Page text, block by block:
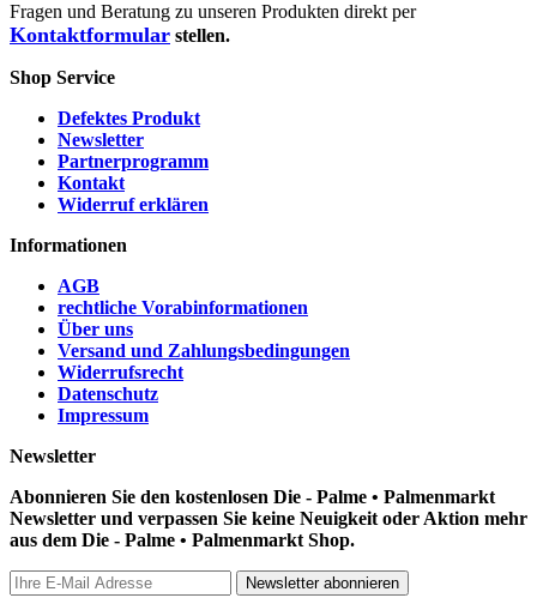
Fragen und Beratung zu unseren Produkten direkt per
Kontaktformular stellen.
Shop Service
Defektes Produkt
Newsletter
Partnerprogramm
Kontakt
Widerruf erklären
Informationen
AGB
rechtliche Vorabinformationen
Über uns
Versand und Zahlungsbedingungen
Widerrufsrecht
Datenschutz
Impressum
Newsletter
Abonnieren Sie den kostenlosen Die - Palme • Palmenmarkt
Newsletter und verpassen Sie keine Neuigkeit oder Aktion mehr
aus dem Die - Palme • Palmenmarkt Shop.
Newsletter abonnieren